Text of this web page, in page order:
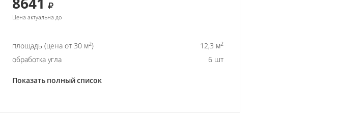
Цена актуальна до
площадь (цена от 30 м2) 12,3 м2
обработка угла 6 шт
Показать полный список